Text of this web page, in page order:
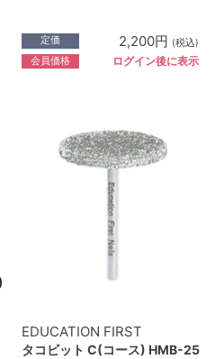
定価 2,200円 (税込)
会員価格 ログイン後に表示
EDUCATION FIRST
タコビット C(コース) HMB-25